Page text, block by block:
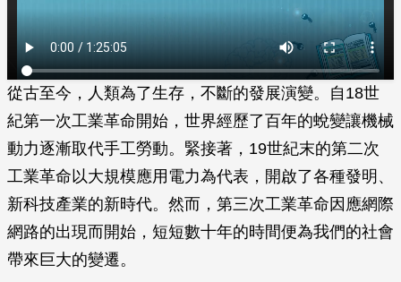
從古至今，人類為了生存，不斷的發展演變。自18世
紀第一次工業革命開始，世界經歷了百年的蛻變讓機械
動力逐漸取代手工勞動。緊接著，19世紀末的第二次
工業革命以大規模應用電力為代表，開啟了各種發明、
新科技產業的新時代。然而，第三次工業革命因應網際
網路的出現而開始，短短數十年的時間便為我們的社會
帶來巨大的變遷。